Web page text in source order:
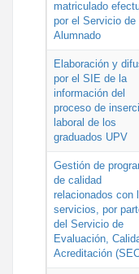
matriculado
por el Servicio de
Alumnado
Elaboración y
por el SIE de la
información del
proceso de
laboral de los
graduados UPV
Gestión de
de calidad
relacionados con
servicios, por
del Servicio de
Evaluación,
Acreditación